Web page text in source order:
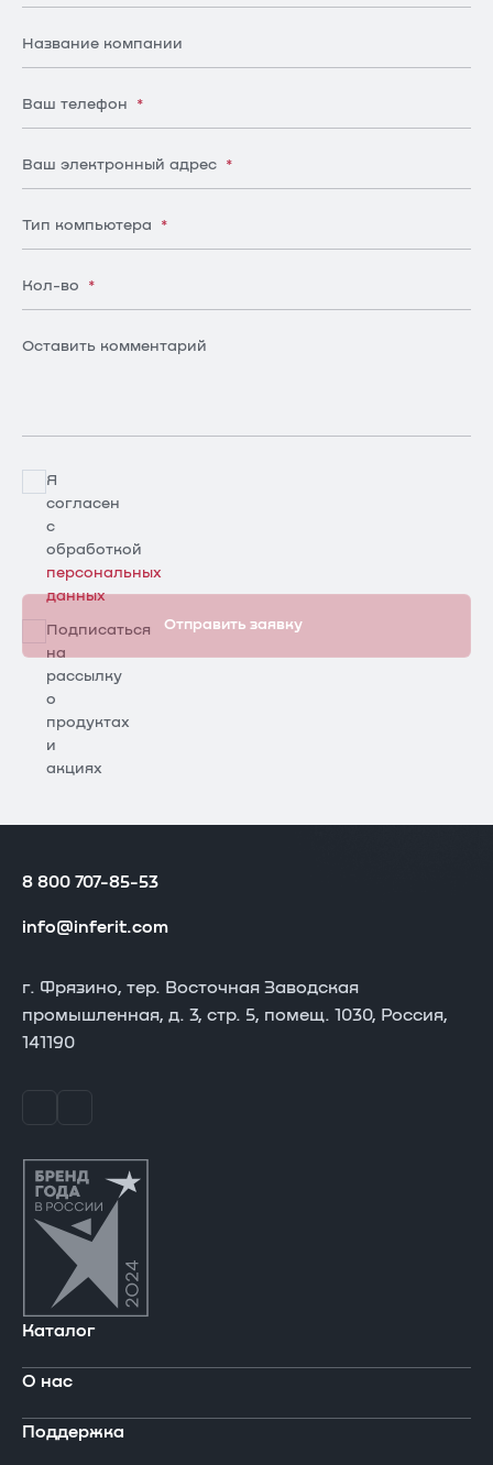
Название компании
Ваш телефон *
Ваш электронный адрес *
Тип компьютера *
Кол-во *
Оставить комментарий
Я
согласен
с
обработкой
персональных
данных
Подписаться
на
рассылку
о
продуктах
и
акциях
Отправить заявку
8 800 707-85-53
info@inferit.com
г. Фрязино, тер. Восточная Заводская
промышленная, д. 3, стр. 5, помещ. 1030, Россия,
141190
Каталог
О нас
Поддержка